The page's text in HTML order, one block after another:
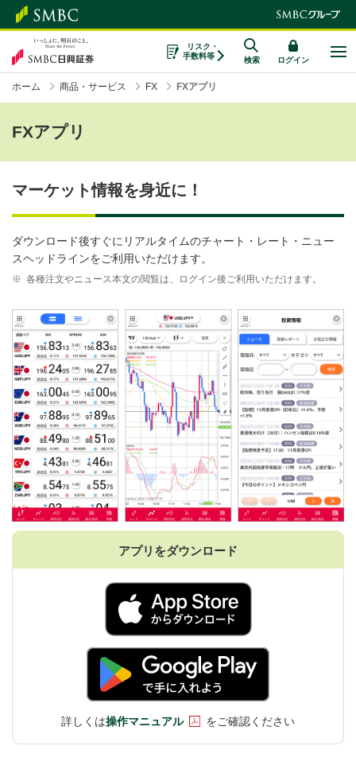
リスク・
手数料等
検索 ログイン
ホーム 商品・サービス FX FXアプリ
FXアプリ
マーケット情報を身近に！
ダウンロード後すぐにリアルタイムのチャート・レート・ニュー
スヘッドラインをご利用いただけます。
※ 各種注文やニュース本文の閲覧は、ログイン後ご利用いただけます。
アプリをダウンロード
詳しくは操作マニュアル をご確認ください